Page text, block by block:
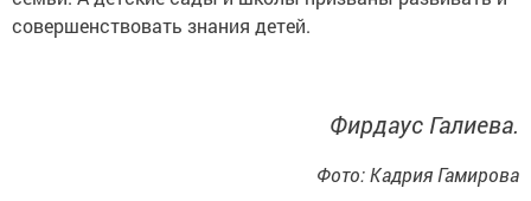
совершенствовать знания детей.
Фирдаус Галиева.
Фото: Кадрия Гамирова